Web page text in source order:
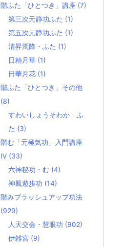
階ふた「ひとつき」講座 (7)
第三次元静功ふた (1)
第五次元静功ふた (1)
清昇濁降・ふた (1)
日精月華 (1)
日華月花 (1)
階ふた「ひとつき」その他
(8)
すわいしょうそわか ふ
た (3)
階む「元極気功」入門講座
Ⅳ (33)
六神秘功・む (4)
神鳳遊歩功 (14)
階みブラッシュアップ功法
(929)
人天交会・慧眼功 (902)
伊雑宮 (9)